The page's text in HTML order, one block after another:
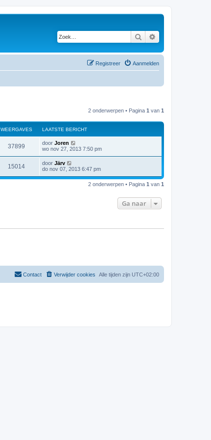
Zoek
Aanmelden
Registreer
2 onderwerpen • Pagina 1 van 1
WEERGAVES LAATSTE BERICHT
37899 door Joren
wo nov 27, 2013 7:50 pm
15014 door Järv
do nov 07, 2013 6:47 pm
2 onderwerpen • Pagina 1 van 1
Ga naar
Alle tijden zijn UTC+02:00
Verwijder cookies
Contact